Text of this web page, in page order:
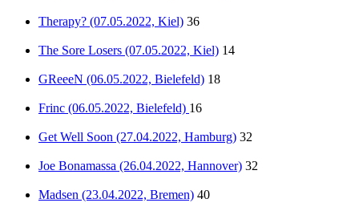
Therapy? (07.05.2022, Kiel) 36
The Sore Losers (07.05.2022, Kiel) 14
GReeeN (06.05.2022, Bielefeld) 18
Frinc (06.05.2022, Bielefeld) 16
Get Well Soon (27.04.2022, Hamburg) 32
Joe Bonamassa (26.04.2022, Hannover) 32
Madsen (23.04.2022, Bremen) 40